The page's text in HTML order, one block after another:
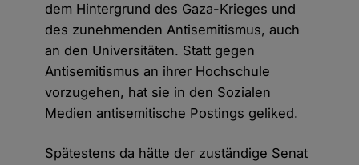
dem Hintergrund des Gaza-Krieges und
des zunehmenden Antisemitismus, auch
an den Universitäten. Statt gegen
Antisemitismus an ihrer Hochschule
vorzugehen, hat sie in den Sozialen
Medien antisemitische Postings geliked.
Spätestens da hätte der zuständige Senat